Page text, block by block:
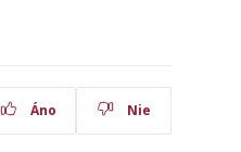
Áno Nie